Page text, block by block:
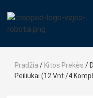
Pradžia / Kitos Prekės /
Peiliukai (12 Vnt./4